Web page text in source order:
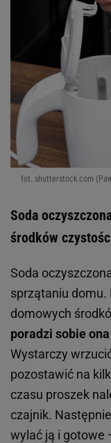
fot. shutterstock.com
Soda
środków
Soda
sprzątaniu domu.
domowych
poradzi sobie
Wystarczy
pozostawić na
czasu proszek
czajnik.
wylać ją i gotowe